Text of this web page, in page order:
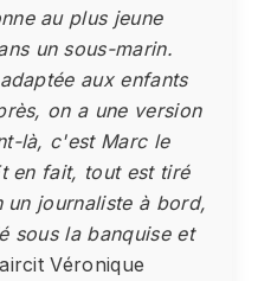
au plus jeune
un sous-marin.
aux enfants
on a une version
là, c'est Marc le
en fait, tout est tiré
journaliste à bord,
sous la banquise et
Véronique